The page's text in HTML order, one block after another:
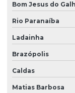
Bom Jesus do
Rio Paranaíba
Ladainha
Brazópolis
Caldas
Matias Barbosa